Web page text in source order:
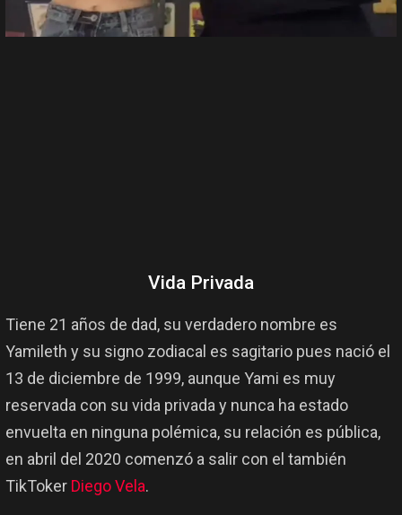
Vida Privada
Tiene 21 años de dad, su verdadero nombre es
Yamileth y su signo zodiacal es sagitario pues nació el
13 de diciembre de 1999, aunque Yami es muy
reservada con su vida privada y nunca ha estado
envuelta en ninguna polémica, su relación es pública,
en abril del 2020 comenzó a salir con el también
TikToker Diego Vela.